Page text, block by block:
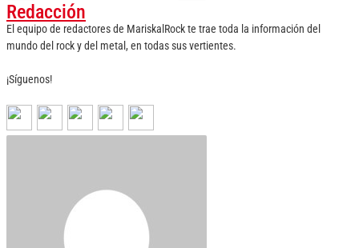
Redacción
El equipo de redactores de MariskalRock te trae toda la información del
mundo del rock y del metal, en todas sus vertientes.
¡Síguenos!